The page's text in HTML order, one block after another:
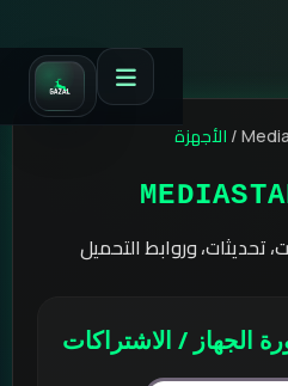
الأجهزة /
تحديثات، وروابط التحميل
الجهاز / الاشتراكات